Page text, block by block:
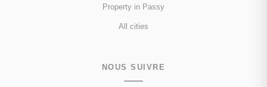
Property in Passy
All cities
NOUS SUIVRE